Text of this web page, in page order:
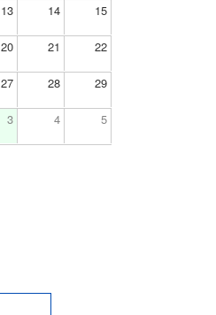
13 14 15
20 21 22
27 28 29
3 4 5